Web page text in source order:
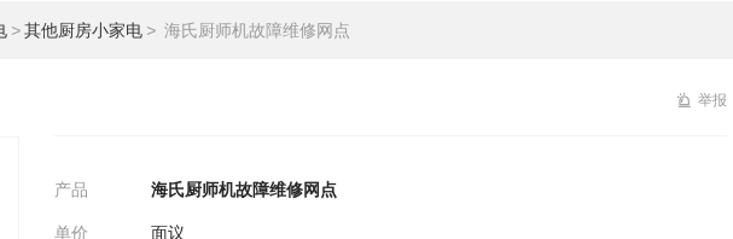
>其他厨房小家电 > 海氏厨师机故障维修网点
举报
产品 海氏厨师机故障维修网点
单价 面议